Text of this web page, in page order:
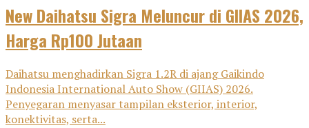
New Daihatsu Sigra Meluncur di GIIAS 2026,
Harga Rp100 Jutaan
Daihatsu menghadirkan Sigra 1.2R di ajang Gaikindo
Indonesia International Auto Show (GIIAS) 2026.
Penyegaran menyasar tampilan eksterior, interior,
konektivitas, serta...